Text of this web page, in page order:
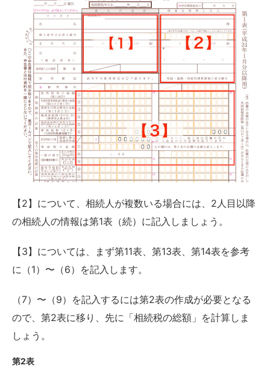
【2】について、相続人が複数いる場合には、2人目以降
の相続人の情報は第1表（続）に記入しましょう。
【3】については、まず第11表、第13表、第14表を参考
に（1）〜（6）を記入します。
（7）〜（9）を記入するには第2表の作成が必要となる
ので、第2表に移り、先に「相続税の総額」を計算しま
しょう。
第2表